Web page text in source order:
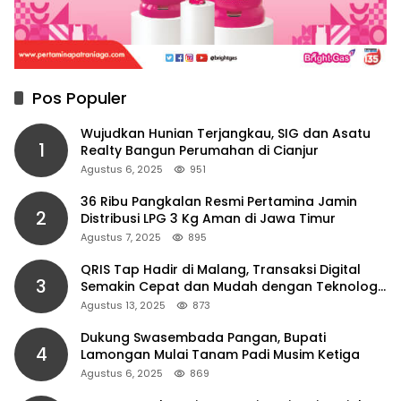
Pos Populer
1
Wujudkan Hunian Terjangkau, SIG dan Asatu
Realty Bangun Perumahan di Cianjur
Agustus 6, 2025 951
2
36 Ribu Pangkalan Resmi Pertamina Jamin
Distribusi LPG 3 Kg Aman di Jawa Timur
Agustus 7, 2025 895
3
QRIS Tap Hadir di Malang, Transaksi Digital
Semakin Cepat dan Mudah dengan Teknologi
NFC
Agustus 13, 2025 873
4
Dukung Swasembada Pangan, Bupati
Lamongan Mulai Tanam Padi Musim Ketiga
Agustus 6, 2025 869